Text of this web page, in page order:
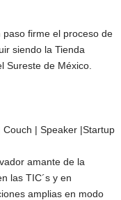
firme el proceso de
siendo la Tienda
Sureste de México.
| Speaker |Startup
amante de la
las TIC´s y en
amplias en modo